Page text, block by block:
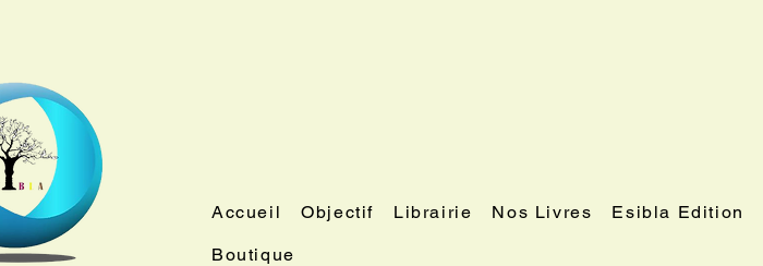
Accueil Objectif Librairie Nos Livres Esibla Edition
Boutique